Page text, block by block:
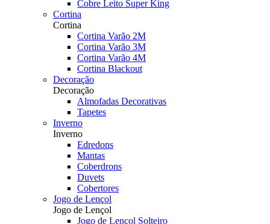
Cobre Leito Super King
Cortina
Cortina
Cortina Varão 2M
Cortina Varão 3M
Cortina Varão 4M
Cortina Blackout
Decoração
Decoração
Almofadas Decorativas
Tapetes
Inverno
Inverno
Edredons
Mantas
Coberdrons
Duvets
Cobertores
Jogo de Lençol
Jogo de Lençol
Jogo de Lençol Solteiro